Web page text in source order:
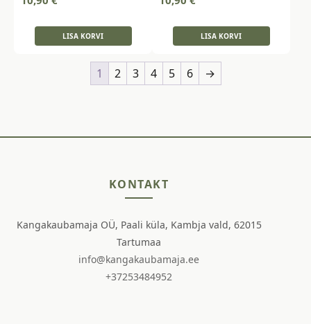
LISA KORVI LISA KORVI
1 2 3 4 5 6 →
KONTAKT
Kangakaubamaja OÜ, Paali küla, Kambja vald, 62015
Tartumaa
info@kangakaubamaja.ee
+37253484952